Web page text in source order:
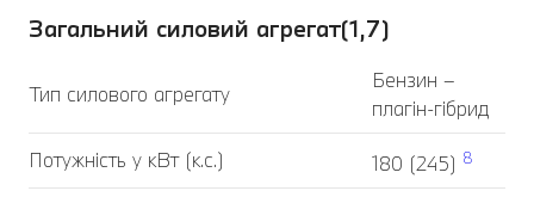
Загальний силовий агрегат(1,7)
Тип силового агрегату
Бензин –
плагін-гібрид
Потужність у кВт (к.с.) 180 (245) 8